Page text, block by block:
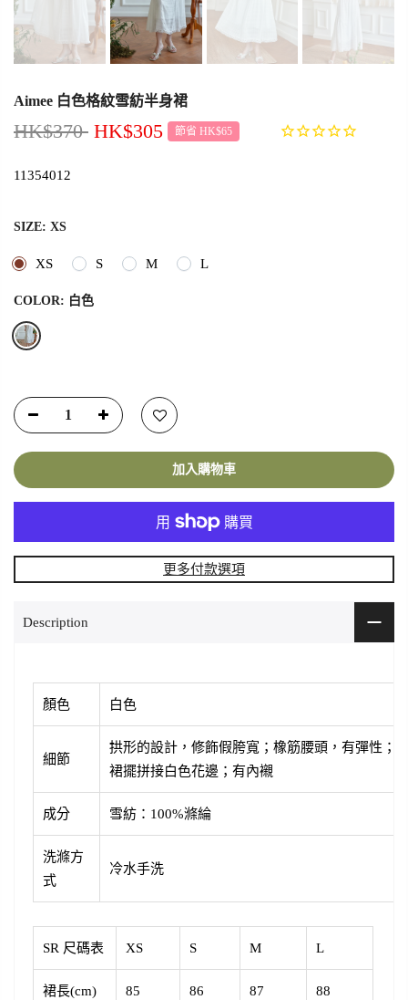
Aimee 白色格紋雪紡半身裙
HK$370 HK$305 節省 HK$65
11354012
SIZE: XS
XS S M L
COLOR: 白色
加入購物車
更多付款選項
Description
顏色 白色
細節
拱形的設計，修飾假胯寬；橡筋腰頭，有彈性；
裙擺拼接白色花邊；有內襯
成分 雪紡：100%滌綸
洗滌方
式
冷水手洗
SR 尺碼表 XS S M L
裙長(cm) 85 86 87 88